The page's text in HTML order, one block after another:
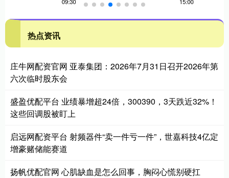
热点资讯
庄牛网配资官网 亚泰集团：2026年7月31日召开2026年第
六次临时股东会
盛盈优配平台 业绩暴增超24倍，300390，3天跌近32%！
这些回调股被盯上
启远网配资平台 射频器件“卖一件亏一件”，世嘉科技4亿定
增豪赌储能赛道
扬帆优配官网 心肌缺血是怎么回事，胸闷心慌别硬扛